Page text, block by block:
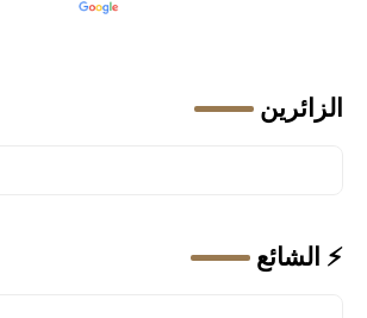
الزائرين
⚡ الشائع